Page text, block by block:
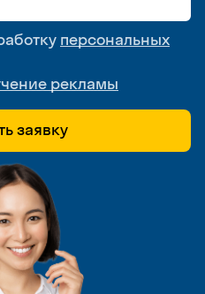
персональных
рекламы
заявку